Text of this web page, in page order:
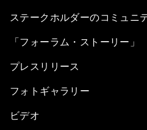
ステークホルダーのコミュニ
「フォーラム・ストーリー」
プレスリリース
フォトギャラリー
ビデオ